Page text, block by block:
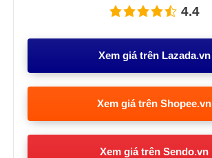
4.4
Xem giá trên Lazada.vn
Xem giá trên Shopee.vn
Xem giá trên Sendo.vn